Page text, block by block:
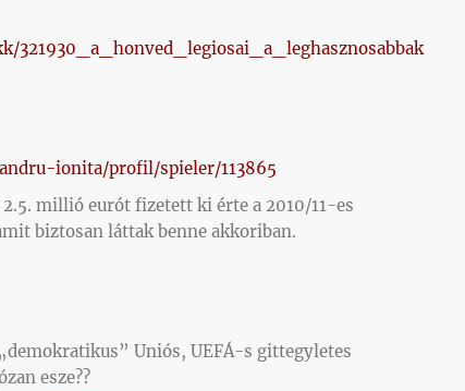
321930_a_honved_legiosai_a_leghasznosabbak
ionita/profil/spieler/113865
millió eurót fizetett ki érte a 2010/11-es
biztosan láttak benne akkoriban.
Uniós, UEFÁ-s gittegyletes
esze??